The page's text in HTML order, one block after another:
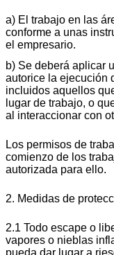
a) El trabajo en las
conforme a unas
el empresario.
b) Se deberá aplicar
autorice la ejecución
incluidos aquellos
lugar de trabajo, o
al interaccionar con
Los permisos de
comienzo de los
autorizada para ello.
2. Medidas de
2.1 Todo escape o
vapores o nieblas